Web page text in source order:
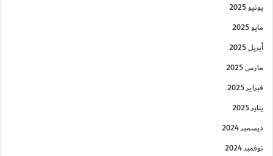
يونيو 2025
مايو 2025
أبريل 2025
مارس 2025
فبراير 2025
يناير 2025
ديسمبر 2024
نوفمبر 2024